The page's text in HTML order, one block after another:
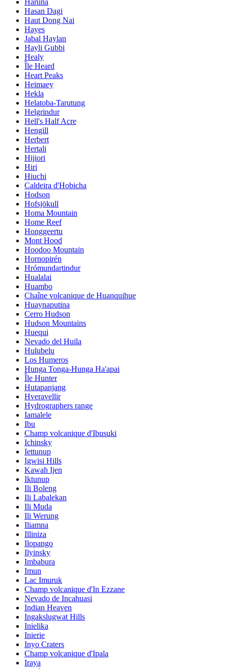
Hasan Dagi
Haut Dong Nai
Hayes
Jabal Haylan
Hayli Gubbi
Healy
Île Heard
Heart Peaks
Heimaey
Hekla
Helatoba-Tarutung
Helgrindur
Hell's Half Acre
Hengill
Herbert
Hertali
Hijiori
Hiri
Hiuchi
Caldeira d'Hobicha
Hodson
Hofsjökull
Homa Mountain
Home Reef
Honggeertu
Mont Hood
Hoodoo Mountain
Hornopirén
Hrómundartindur
Hualalai
Huambo
Chaîne volcanique de Huanquihue
Huaynaputina
Cerro Hudson
Hudson Mountains
Huequi
Nevado del Huila
Hulubelu
Los Humeros
Hunga Tonga-Hunga Ha'apai
Île Hunter
Hutapanjang
Hveravellir
Hydrographers range
Iamalele
Ibu
Champ volcanique d'Ibusuki
Ichinsky
Iettunup
Igwisi Hills
Kawah Ijen
Iktunup
Ili Boleng
Ili Labalekan
Ili Muda
Ili Werung
Iliamna
Illiniza
Ilopango
Ilyinsky
Imbabura
Imun
Lac Imuruk
Champ volcanique d'In Ezzane
Nevado de Incahuasi
Indian Heaven
Ingakslugwat Hills
Inielika
Inierie
Inyo Craters
Champ volcanique d'Ipala
Iraya